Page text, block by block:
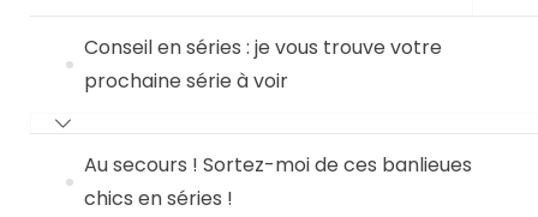
Conseil en séries : je vous trouve votre
prochaine série à voir
Au secours ! Sortez-moi de ces banlieues
chics en séries !